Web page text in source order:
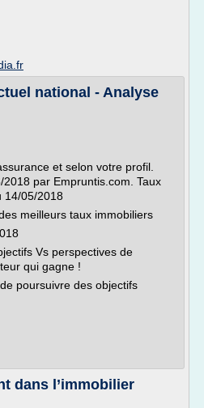
national - Analyse
et selon votre profil.
par Empruntis.com. Taux
14/05/2018
meilleurs taux immobiliers
Vs perspectives de
qui gagne !
poursuivre des objectifs
dans l’immobilier